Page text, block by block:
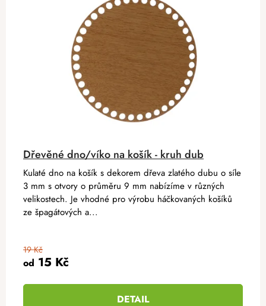
Dřevěné dno/víko na košík - kruh dub
od 15 Kč
19 Kč
DETAIL
Kulaté dno na košík s dekorem dřeva zlatého dubu o síle
3 mm s otvory o průměru 9 mm nabízíme v různých
velikostech. Je vhodné pro výrobu háčkovaných košíků
ze špagátových a...